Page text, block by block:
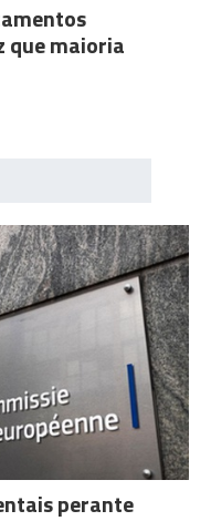
que maioria
perante